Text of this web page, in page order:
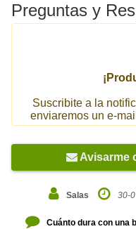
Preguntas y
Suscribite a la
enviaremos un e-
Avisarme
Salas 30-
Cuánto dura con una